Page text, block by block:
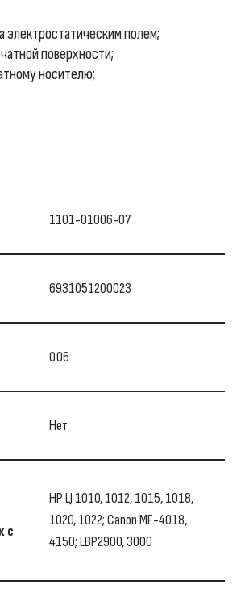
электростатическим полем;
поверхности;
носителю;
1101-01006-07
6931051200023
0.06
Нет
с
HP LJ 1010, 1012, 1015, 1018,
1020, 1022; Canon MF-4018,
4150; LBP2900, 3000